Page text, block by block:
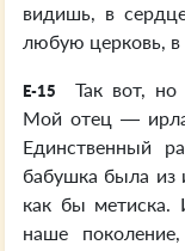
видишь, в
любую церковь, в
E-15
Так вот,
Мой отец —
Единственный
бабушка была из
как бы
наше